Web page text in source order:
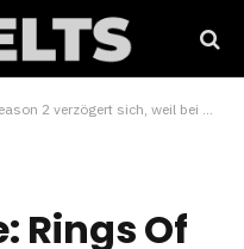
den Dreharbeiten immer wieder Tiere getötet werden
Rings Of